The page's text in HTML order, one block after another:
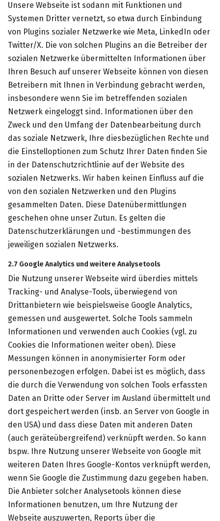
Unsere Webseite ist sodann mit Funktionen und
Systemen Dritter vernetzt, so etwa durch Einbindung
von Plugins sozialer Netzwerke wie Meta, LinkedIn oder
Twitter/X. Die von solchen Plugins an die Betreiber der
sozialen Netzwerke übermittelten Informationen über
Ihren Besuch auf unserer Webseite können von diesen
Betreibern mit Ihnen in Verbindung gebracht werden,
insbesondere wenn Sie im betreffenden sozialen
Netzwerk eingeloggt sind. Informationen über den
Zweck und den Umfang der Datenbearbeitung durch
das soziale Netzwerk, Ihre diesbezüglichen Rechte und
die Einstelloptionen zum Schutz Ihrer Daten finden Sie
in der Datenschutzrichtlinie auf der Website des
sozialen Netzwerks. Wir haben keinen Einfluss auf die
von den sozialen Netzwerken und den Plugins
gesammelten Daten. Diese Datenübermittlungen
geschehen ohne unser Zutun. Es gelten die
Datenschutzerklärungen und -bestimmungen des
jeweiligen sozialen Netzwerks.
2.7 Google Analytics und weitere Analysetools
Die Nutzung unserer Webseite wird überdies mittels
Tracking- und Analyse-Tools, überwiegend von
Drittanbietern wie beispielsweise Google Analytics,
gemessen und ausgewertet. Solche Tools sammeln
Informationen und verwenden auch Cookies (vgl. zu
Cookies die Informationen weiter oben). Diese
Messungen können in anonymisierter Form oder
personenbezogen erfolgen. Dabei ist es möglich, dass
die durch die Verwendung von solchen Tools erfassten
Daten an Dritte oder Server im Ausland übermittelt und
dort gespeichert werden (insb. an Server von Google in
den USA) und dass diese Daten mit anderen Daten
(auch geräteübergreifend) verknüpft werden. So kann
bspw. Ihre Nutzung unserer Webseite von Google mit
weiteren Daten Ihres Google-Kontos verknüpft werden,
wenn Sie Google die Zustimmung dazu gegeben haben.
Die Anbieter solcher Analysetools können diese
Informationen benutzen, um Ihre Nutzung der
Webseite auszuwerten, Reports über die